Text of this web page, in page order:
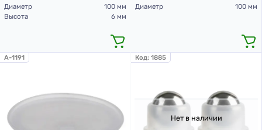
Диаметр
100 мм
Высота
6 мм
Диаметр
100 мм
A-1191
Нет в наличии
Код: 1885